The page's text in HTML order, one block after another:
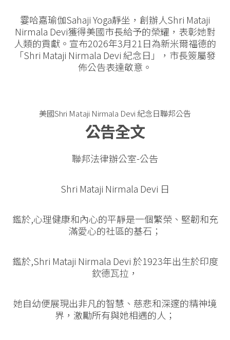
霎哈嘉瑜伽Sahaji Yoga靜坐，創辦人Shri Mataji
Nirmala Devi獲得美國市長給予的榮耀，表彰她對
人類的貢獻。宣布2026年3月21日為新米爾福德的
「Shri Mataji Nirmala Devi 紀念日」，市長簽屬發
佈公告表達敬意。
美國Shri Mataji Nirmala Devi 紀念日聯邦公告
公告全文
聯邦法律辦公室-公告
Shri Mataji Nirmala Devi 日
鑑於,心理健康和內心的平靜是一個繁榮、堅韌和充
滿愛心的社區的基石；
鑑於,Shri Mataji Nirmala Devi 於1923年出生於印度
欽德瓦拉，
她自幼便展現出非凡的智慧、慈悲和深邃的精神境
界，激勵所有與她相遇的人；